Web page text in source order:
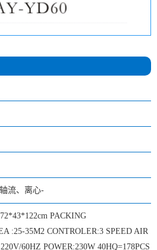
流、离心-
PACKING
:25-35M2 CONTROLER:3 SPEED AIR
60HZ POWER:230W 40HQ=178PCS